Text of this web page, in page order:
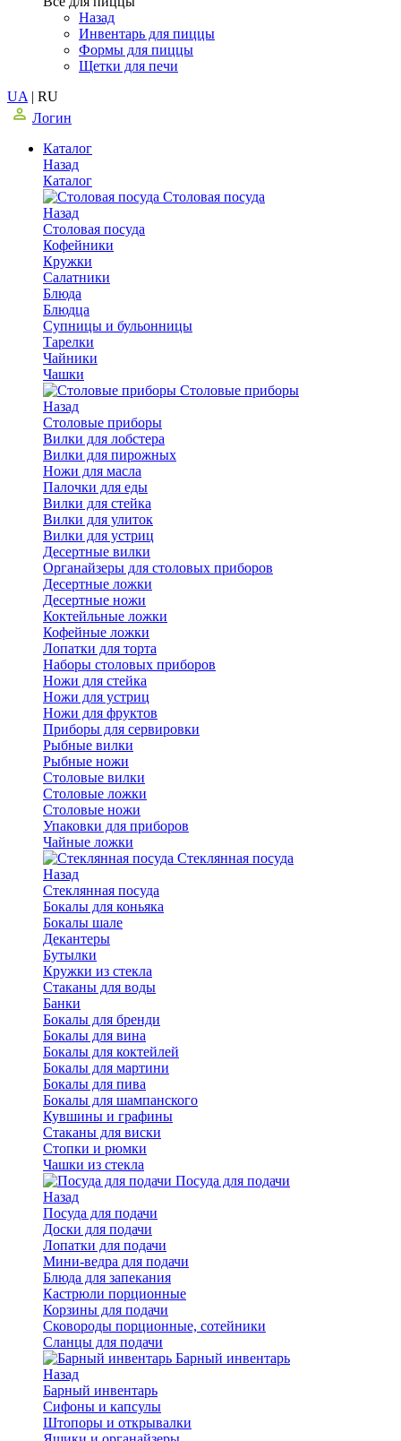
Назад
Инвентарь для пиццы
Формы для пиццы
Щетки для печи
UA | RU
Логин
Каталог
Назад
Каталог
Столовая посуда
Назад
Столовая посуда
Кофейники
Кружки
Салатники
Блюда
Блюдца
Супницы и бульонницы
Тарелки
Чайники
Чашки
Cтоловые приборы
Назад
Cтоловые приборы
Вилки для лобстера
Вилки для пирожных
Ножи для масла
Палочки для еды
Вилки для стейка
Вилки для улиток
Вилки для устриц
Десертные вилки
Органайзеры для столовых приборов
Десертные ложки
Десертные ножи
Коктейльные ложки
Кофейные ложки
Лопатки для торта
Наборы столовых приборов
Ножи для стейка
Ножи для устриц
Ножи для фруктов
Приборы для сервировки
Рыбные вилки
Рыбные ножи
Столовые вилки
Столовые ложки
Столовые ножи
Упаковки для приборов
Чайные ложки
Стеклянная посуда
Назад
Стеклянная посуда
Бокалы для коньяка
Бокалы шале
Декантеры
Бутылки
Кружки из стекла
Стаканы для воды
Банки
Бокалы для бренди
Бокалы для вина
Бокалы для коктейлей
Бокалы для мартини
Бокалы для пива
Бокалы для шампанского
Кувшины и графины
Стаканы для виски
Стопки и рюмки
Чашки из стекла
Посуда для подачи
Назад
Посуда для подачи
Доски для подачи
Лопатки для подачи
Мини-ведра для подачи
Блюда для запекания
Кастрюли порционные
Корзины для подачи
Сковороды порционные, сотейники
Сланцы для подачи
Барный инвентарь
Назад
Барный инвентарь
Сифоны и капсулы
Штопоры и открывалки